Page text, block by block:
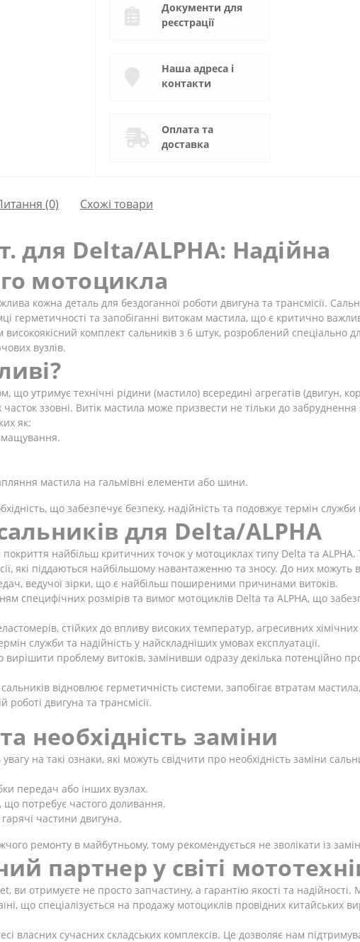
Документи для
реєстрації
Наша адреса і
контакти
Оплата та
доставка
(0) Схожі товари
для Delta/ALPHA: Надійна
мотоцикла
кожна деталь для бездоганної роботи двигуна та трансмісії.
герметичності та запобіганні витокам мастила, що є критично
комплект сальників з 6 штук, розроблений спеціально
вузлів.
утримує технічні рідини (мастило) всередині агрегатів (двигун,
ззовні. Витік мастила може призвести не тільки до
як:
мастила на гальмівні елементи або шини.
що забезпечує безпеку, надійність та подовжує термін
для Delta/ALPHA
найбільш критичних точок у мотоциклах типу Delta та ALPHA.
які піддаються найбільшому навантаженню та зносу. До них можуть
ведучої зірки, що є найбільш поширеними причинами витоків.
специфічних розмірів та вимог мотоциклів Delta та ALPHA, що
стійких до впливу високих температур, агресивних
служби та надійність у найскладніших умовах експлуатації.
проблему витоків, замінивши одразу декілька потенційно
відновлює герметичність системи, запобігає втратам
двигуна та трансмісії.
необхідність заміни
на такі ознаки, які можуть свідчити про необхідність заміни
передач або інших вузлах.
що потребує частого доливання.
частини двигуна.
ремонту в майбутньому, тому рекомендується не зволікати із
партнер у світі
отримуєте не просто запчастину, а гарантію якості та
що спеціалізується на продажу мотоциклів провідних китайських
власних сучасних складських комплексів. Це дозволяє нам